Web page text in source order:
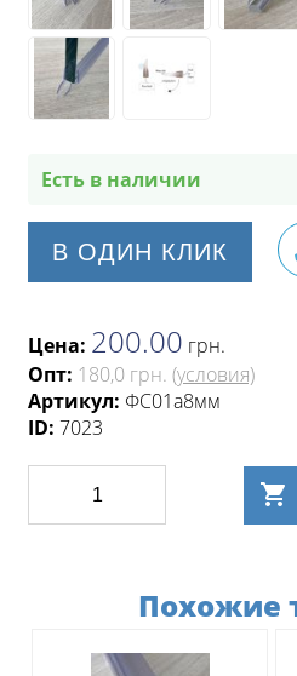
Есть в наличии
В ОДИН КЛИК
Цена: 200.00 грн.
Опт: 180,0 грн. (условия)
Артикул: ФС01а8мм
ID: 7023
Похожие